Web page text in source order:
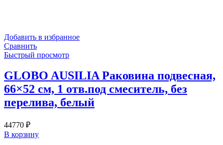
Добавить в избранное
Сравнить
Быстрый просмотр
GLOBO AUSILIA Раковина подвесная,
66×52 см, 1 отв.под смеситель, без
перелива, белый
44770 ₽
В корзину